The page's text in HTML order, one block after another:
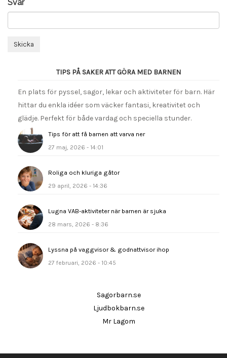
Svar
Skicka
TIPS PÅ SAKER ATT GÖRA MED BARNEN
En plats för pyssel, sagor, lekar och aktiviteter för barn. Här
hittar du enkla idéer som väcker fantasi, kreativitet och
glädje. Perfekt för både vardag och speciella stunder.
Tips för att få barnen att varva ner
27 maj, 2026 - 14:01
Roliga och kluriga gåtor
29 april, 2026 - 14:36
Lugna VAB-aktiviteter när barnen är sjuka
28 mars, 2026 - 8:36
Lyssna på vaggvisor & godnattvisor ihop
27 februari, 2026 - 10:45
Sagorbarn.se
Ljudbokbarn.se
Mr Lagom